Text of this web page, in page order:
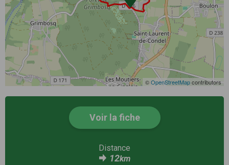
©OpenStreetMapcontributors
Voir la fiche
Distance
12km